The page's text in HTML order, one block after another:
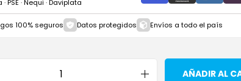
PSE · Nequi · Daviplata
100% seguros Datos protegidos Envíos a todo el país
AÑADIR AL